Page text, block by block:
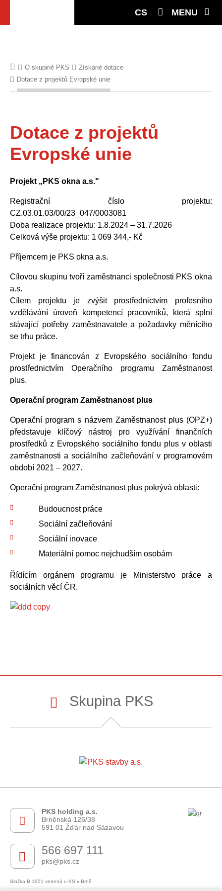
O skupině PKS
Získané dotace
Dotace z projektů Evropské unie
Dotace z projektů
Evropské unie
Projekt „PKS okna a.s."
Registrační číslo projektu:
CZ.03.01.03/00/23_047/0003081
Doba realizace projektu: 1.8.2024 – 31.7.2026
Celková výše projektu: 1 069 344,- Kč
Příjemcem je PKS okna a.s.
Cílovou skupinu tvoří zaměstnanci společnosti PKS okna
a.s.
Cílem projektu je zvýšit prostřednictvím profesního
vzdělávání úroveň kompetencí pracovníků, která splní
stávající potřeby zaměstnavatele a požadavky měnícího
se trhu práce.
Projekt je financován z Evropského sociálního fondu
prostřednictvím Operačního programu Zaměstnanost
plus.
Operační program Zaměstnanost plus
Operační program s názvem Zaměstnanost plus (OPZ+)
představuje klíčový nástroj pro využívání finančních
prostředků z Evropského sociálního fondu plus v oblasti
zaměstnanosti a sociálního začleňování v programovém
období 2021 – 2027.
Operační program Zaměstnanost plus pokrývá oblasti:
Budoucnost práce
Sociální začleňování
Sociální inovace
Materiální pomoc nejchudším osobám
Řídícím orgánem programu je Ministerstvo práce a
sociálních věcí ČR.
Skupina PKS
PKS holding a.s.
Brněnská 126/38
591 01 Žďár nad Sázavou
566 697 111
pks@pks.cz
Složka B 1951 vedená u KS v Brně
CS MENU